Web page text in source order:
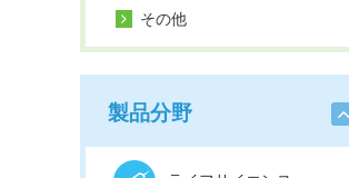
その他
製品分野